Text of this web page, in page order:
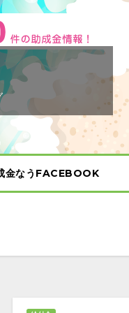
金なうFACEBOOK